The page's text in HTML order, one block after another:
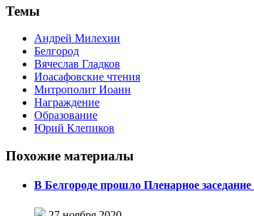
Темы
Андрей Милехин
Белгород
Вячеслав Гладков
Иоасафовские чтения
Митрополит Иоанн
Награждение
Образование
Юрий Клепиков
Похожие материалы
В Белгороде прошло Пленарное